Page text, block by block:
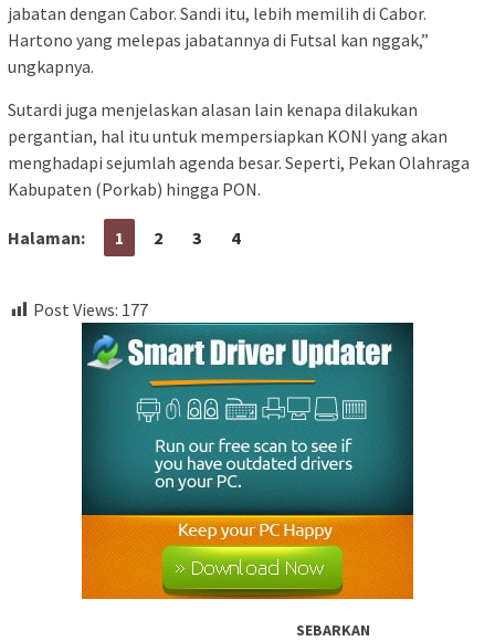
jabatan dengan Cabor. Sandi itu, lebih memilih di Cabor.
Hartono yang melepas jabatannya di Futsal kan nggak,”
ungkapnya.
Sutardi juga menjelaskan alasan lain kenapa dilakukan
pergantian, hal itu untuk mempersiapkan KONI yang akan
menghadapi sejumlah agenda besar. Seperti, Pekan Olahraga
Kabupaten (Porkab) hingga PON.
Halaman: 1 2 3 4
Post Views: 177
SEBARKAN